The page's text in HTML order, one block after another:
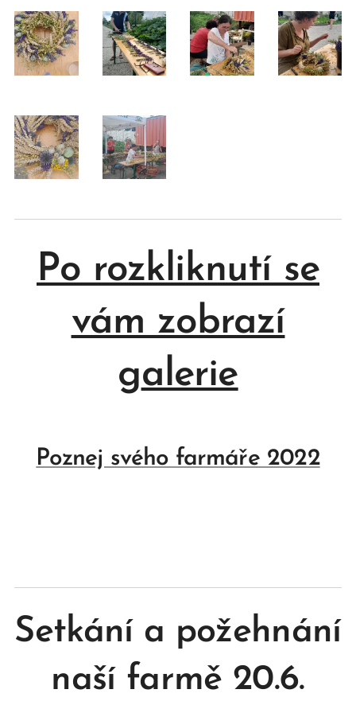
Po rozkliknutí se
vám zobrazí
galerie
Poznej svého farmáře 2022
Setkání a požehnání
naší farmě 20.6.